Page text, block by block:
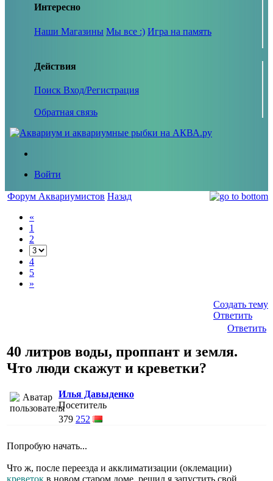
Интересно
Наши Магазины Мы все :) Игра на память
Действия
Поиск Вход/Регистрация
Обратная связь
Войти
Форум Аквариумистов Назад
«
1
2
4
5
»
Создать тему
Ответить
Ответить
40 литров воды, проппант и земля.
Что люди скажут и креветки?
Илья Давыденко
Посетитель
379 252
Попробую начать...
Что ж, после переезда и акклиматизации (оклемации)
креветок в новом старом доме, решил я запустить свой